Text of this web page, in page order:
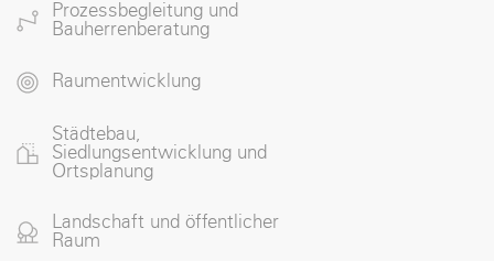
Prozessbegleitung und
Bauherrenberatung
Raumentwicklung
Städtebau,
Siedlungsentwicklung und
Ortsplanung
Landschaft und öffentlicher
Raum